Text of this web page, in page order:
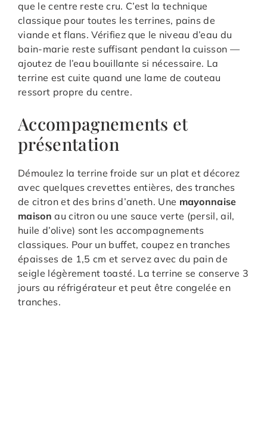
que le centre reste cru. C’est la technique
classique pour toutes les terrines, pains de
viande et flans. Vérifiez que le niveau d’eau du
bain-marie reste suffisant pendant la cuisson —
ajoutez de l’eau bouillante si nécessaire. La
terrine est cuite quand une lame de couteau
ressort propre du centre.
Accompagnements et
présentation
Démoulez la terrine froide sur un plat et décorez
avec quelques crevettes entières, des tranches
de citron et des brins d’aneth. Une mayonnaise
maison au citron ou une sauce verte (persil, ail,
huile d’olive) sont les accompagnements
classiques. Pour un buffet, coupez en tranches
épaisses de 1,5 cm et servez avec du pain de
seigle légèrement toasté. La terrine se conserve 3
jours au réfrigérateur et peut être congelée en
tranches.